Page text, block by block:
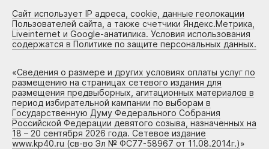
Сайт использует IP адреса, cookie, данные геолокации
Пользователей сайта, а также счетчики Яндекс.Метрика,
Liveinternet и Google-анатилика. Условия использования
содержатся в Политике по защите персональных данных.
«Сведения о размере и других условиях оплаты услуг по
размещению на страницах сетевого издания для
размещения предвыборных, агитационных материалов в
период избирательной кампании по выборам в
Государственную Думу Федерального Собрания
Российской Федерации девятого созыва, назначенных на
18 – 20 сентября 2026 года. Сетевое издание
www.kp40.ru (св-во Эл № ФС77-58967 от 11.08.2014г.)»